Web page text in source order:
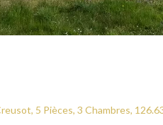
5 Pièces, 3 Chambres,